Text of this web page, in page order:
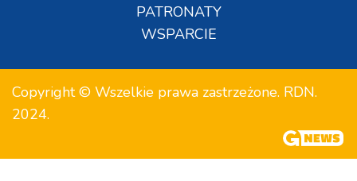
PATRONATY
WSPARCIE
Copyright © Wszelkie prawa zastrzeżone. RDN.
2024.